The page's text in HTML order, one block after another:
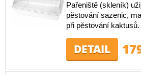
Pařeniště (skleník)
pěstování sazenic,
při pěstování kaktusů.
DETAIL